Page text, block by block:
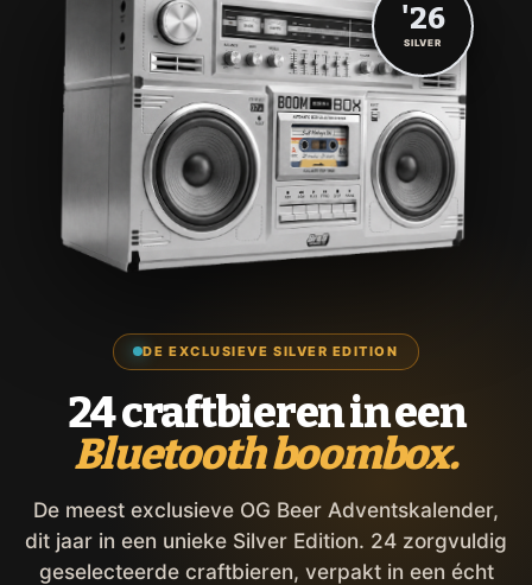
DE EXCLUSIEVE SILVER EDITION
24 craftbieren in een
Bluetooth boombox.
De meest exclusieve OG Beer Adventskalender,
dit jaar in een unieke Silver Edition. 24 zorgvuldig
geselecteerde craftbieren, verpakt in een écht
'26
SILVER